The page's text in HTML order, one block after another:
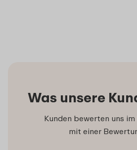
Was unsere
Kunden bewerten uns
mit einer